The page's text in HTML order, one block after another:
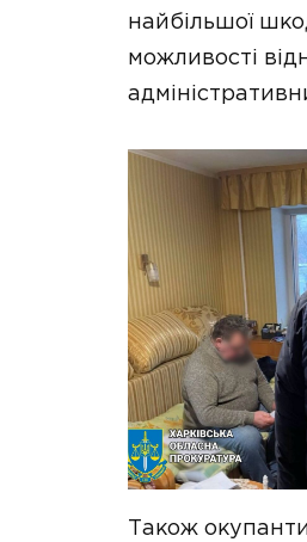
найбільшої
можливості
Також